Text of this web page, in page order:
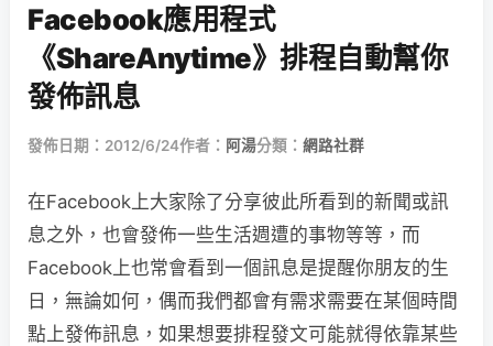
Facebook應用程式
《ShareAnytime》排程自動幫你
發佈訊息
發佈日期：2012/6/24作者： 阿湯分類： 網路社群
在Facebook上大家除了分享彼此所看到的新聞或訊
息之外，也會發佈一些生活週遭的事物等等，而
Facebook上也常會看到一個訊息是提醒你朋友的生
日，無論如何，偶而我們都會有需求需要在某個時間
點上發佈訊息，如果想要排程發文可能就得依靠某些